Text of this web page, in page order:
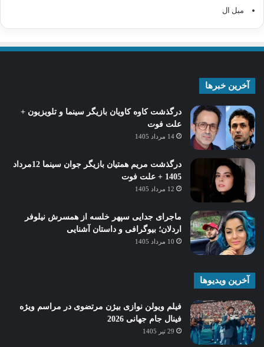
مبل ال
آخرین خبرها
درگذشت کاوه کاویان بازیگر سینما و تلویزیون +
علت فوت
14 مرداد 1405
درگذشت مریم همتیان بازیگر جوان سینما 12مرداد
1405 + علت فوت
12 مرداد 1405
ماجرای جدایی سپهر خلسه از همسرش نیلوفر
اردلان؛ بیوگرافی و داستان آشنایی
10 مرداد 1405
آخرین ویدیوها
فیلم ویولن نوازی بیژن مرتضوی در مراسم ویژه
فینال جام جهانی 2026
29 تیر 1405